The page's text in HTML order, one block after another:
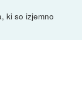
ki so izjemno